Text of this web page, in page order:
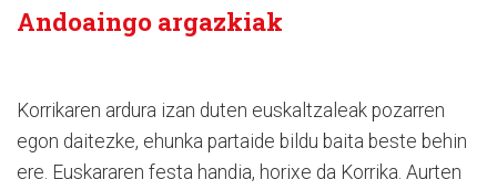
Andoaingo argazkiak
Korrikaren ardura izan duten euskaltzaleak pozarren
egon daitezke, ehunka partaide bildu baita beste behin
ere. Euskararen festa handia, horixe da Korrika. Aurten